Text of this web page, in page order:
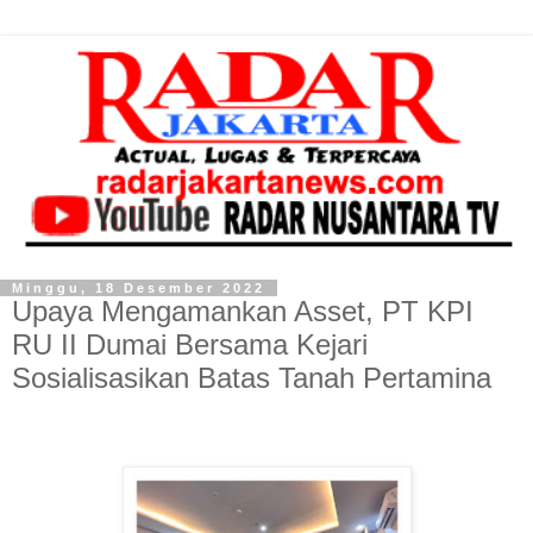
Minggu, 18 Desember 2022
Upaya Mengamankan Asset, PT KPI
RU II Dumai Bersama Kejari
Sosialisasikan Batas Tanah Pertamina